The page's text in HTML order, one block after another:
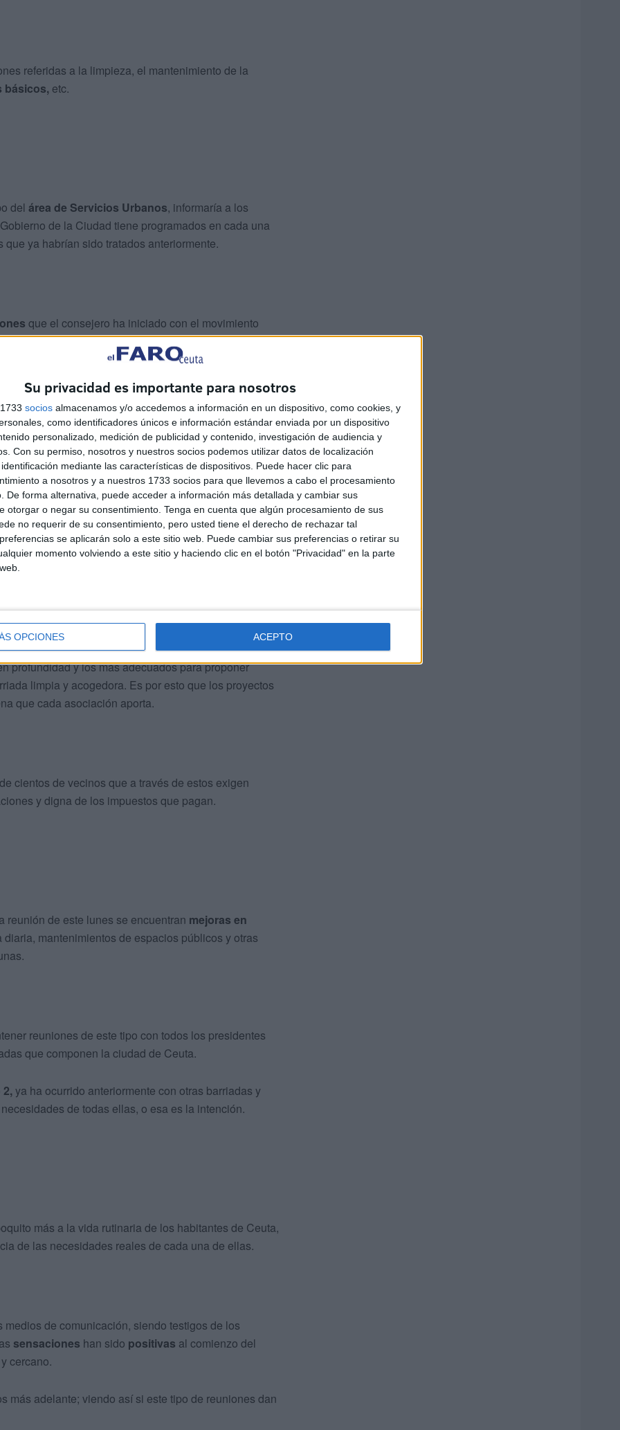
Su privacidad es importante para nosotros
socios almacenamos y/o accedemos a información en un dispositivo, como cookies, y
como identificadores únicos e información estándar enviada por un dispositivo
personalizado, medición de publicidad y contenido, investigación de audiencia y
Con su permiso, nosotros y nuestros socios podemos utilizar datos de localización
mediante las características de dispositivos. Puede hacer clic para
a nosotros y a nuestros 1733 socios para que llevemos a cabo el procesamiento
De forma alternativa, puede acceder a información más detallada y cambiar sus
otorgar o negar su consentimiento. Tenga en cuenta que algún procesamiento de sus
no requerir de su consentimiento, pero usted tiene el derecho de rechazar tal
se aplicarán solo a este sitio web. Puede cambiar sus preferencias o retirar su
momento volviendo a este sitio y haciendo clic en el botón "Privacidad" en la parte
OPCIONES ACEPTO
referidas a la limpieza, el mantenimiento de la
básicos, etc.
del área de Servicios Urbanos, informaría a los
de la Ciudad tiene programados en cada una
ya habrían sido tratados anteriormente.
que el consejero ha iniciado con el movimiento
y mantenerlas informadas sobre el
de las actuaciones en materia de mantenimiento urbano,
según han informado desde el gobierno local.
de Asociaciones de Vecinosy ha comenzado
y la valoración de las medidas públicas a tomar en
y debienestar para los vecinos, que son quienes
profundidad y los más adecuados para proponer
limpia y acogedora. Es por esto que los proyectos
que cada asociación aporta.
cientos de vecinos que a través de estos exigen
y digna de los impuestos que pagan.
reunión de este lunes se encuentran mejoras en
mantenimientos de espacios públicos y otras
reuniones de este tipo con todos los presidentes
que componen la ciudad de Ceuta.
ya ha ocurrido anteriormente con otras barriadas y
de todas ellas, o esa es la intención.
más a la vida rutinaria de los habitantes de Ceuta,
de las necesidades reales de cada una de ellas.
de comunicación, siendo testigos de los
sensaciones han sido positivas al comienzo del
cercano.
más adelante; viendo así si este tipo de reuniones dan